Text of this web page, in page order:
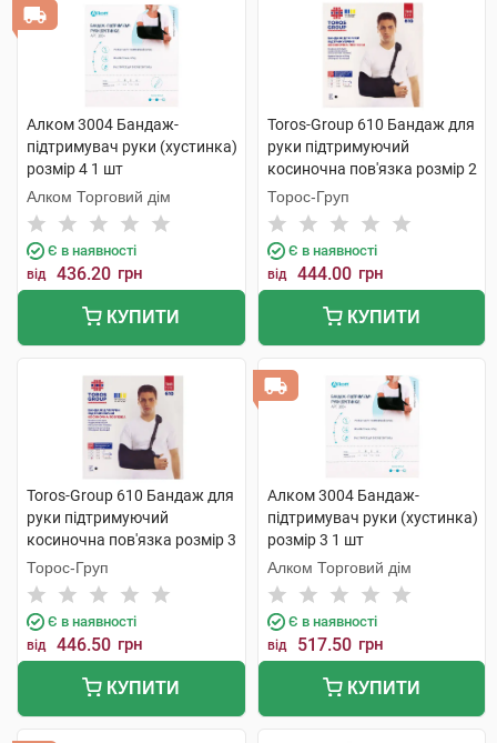
Алком 3004 Бандаж-
підтримувач руки (хустинка)
розмір 4 1 шт
Алком Торговий дім
Є в наявності
від 436.20 грн
КУПИТИ
Toros-Group 610 Бандаж для
руки підтримуючий
косиночна пов'язка розмір 2
чорний 1 шт
Торос-Груп
Є в наявності
від 444.00 грн
КУПИТИ
Toros-Group 610 Бандаж для
руки підтримуючий
косиночна пов'язка розмір 3
чорний 1 шт
Торос-Груп
Є в наявності
від 446.50 грн
КУПИТИ
Алком 3004 Бандаж-
підтримувач руки (хустинка)
розмір 3 1 шт
Алком Торговий дім
Є в наявності
від 517.50 грн
КУПИТИ